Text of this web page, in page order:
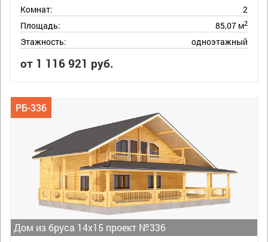
Комнат:
2
Площадь:
85,07 м2
Этажность: одноэтажный
от 1 116 921 руб.
Дом из бруса 14х15 проект №336
РБ-336